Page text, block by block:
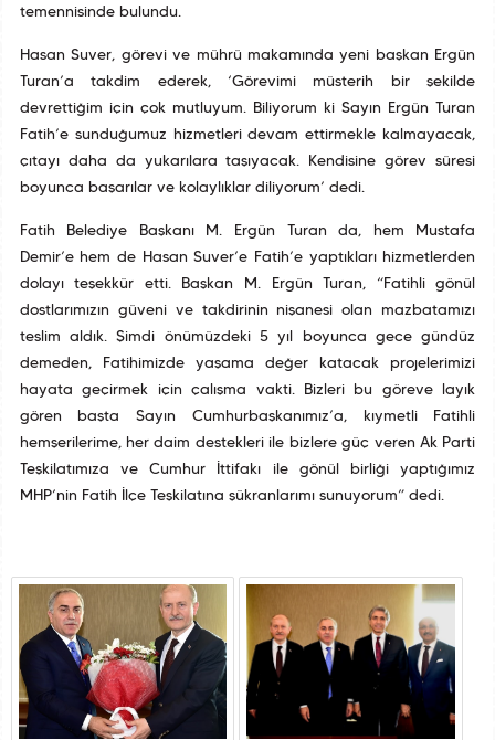
temennisinde bulundu.
Hasan Suver, görevi ve mührü makamında yeni başkan Ergün
Turan’a takdim ederek, ‘Görevimi müsterih bir şekilde
devrettiğim için çok mutluyum. Biliyorum ki Sayın Ergün Turan
Fatih’e sunduğumuz hizmetleri devam ettirmekle kalmayacak,
çıtayı daha da yukarılara taşıyacak. Kendisine görev süresi
boyunca başarılar ve kolaylıklar diliyorum’ dedi.
Fatih Belediye Başkanı M. Ergün Turan da, hem Mustafa
Demir’e hem de Hasan Suver’e Fatih’e yaptıkları hizmetlerden
dolayı teşekkür etti. Başkan M. Ergün Turan, “Fatihli gönül
dostlarımızın güveni ve takdirinin nişanesi olan mazbatamızı
teslim aldık. Şimdi önümüzdeki 5 yıl boyunca gece gündüz
demeden, Fatihimizde yaşama değer katacak projelerimizi
hayata geçirmek için çalışma vakti. Bizleri bu göreve layık
gören başta Sayın Cumhurbaşkanımız’a, kıymetli Fatihli
hemşerilerime, her daim destekleri ile bizlere güç veren Ak Parti
Teşkilatımıza ve Cumhur İttifakı ile gönül birliği yaptığımız
MHP’nin Fatih İlçe Teşkilatına şükranlarımı sunuyorum” dedi.